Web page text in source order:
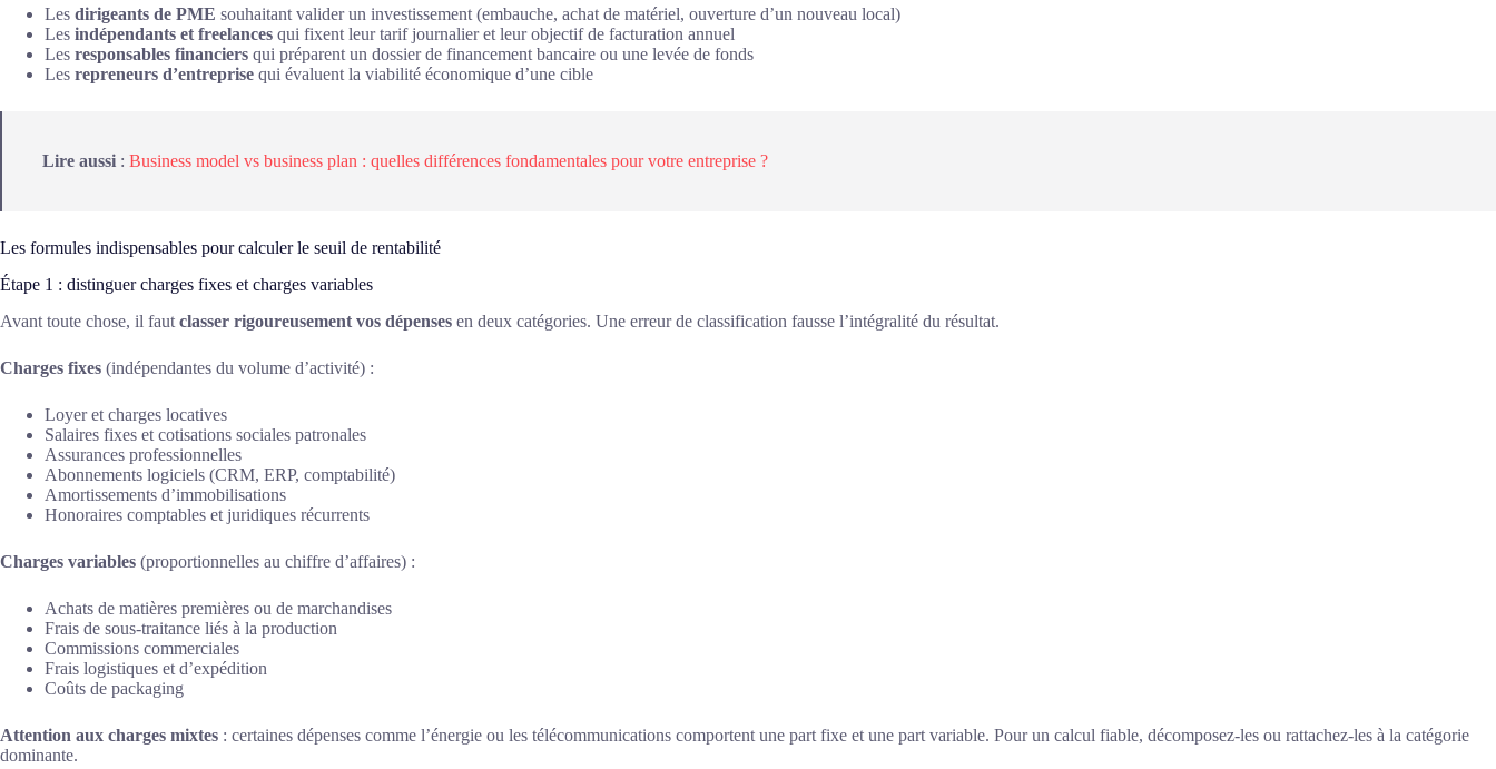
Les dirigeants de PME souhaitant valider un investissement (embauche, achat de matériel, ouverture d’un nouveau local)
Les indépendants et freelances qui fixent leur tarif journalier et leur objectif de facturation annuel
Les responsables financiers qui préparent un dossier de financement bancaire ou une levée de fonds
Les repreneurs d’entreprise qui évaluent la viabilité économique d’une cible
Lire aussi : Business model vs business plan : quelles différences fondamentales pour votre entreprise ?
Les formules indispensables pour calculer le seuil de rentabilité
Étape 1 : distinguer charges fixes et charges variables
Avant toute chose, il faut classer rigoureusement vos dépenses en deux catégories. Une erreur de classification fausse l’intégralité du résultat.
Charges fixes (indépendantes du volume d’activité) :
Loyer et charges locatives
Salaires fixes et cotisations sociales patronales
Assurances professionnelles
Abonnements logiciels (CRM, ERP, comptabilité)
Amortissements d’immobilisations
Honoraires comptables et juridiques récurrents
Charges variables (proportionnelles au chiffre d’affaires) :
Achats de matières premières ou de marchandises
Frais de sous-traitance liés à la production
Commissions commerciales
Frais logistiques et d’expédition
Coûts de packaging
Attention aux charges mixtes : certaines dépenses comme l’énergie ou les télécommunications comportent une part fixe et une part variable. Pour un calcul fiable, décomposez-les ou rattachez-les à la catégorie
dominante.